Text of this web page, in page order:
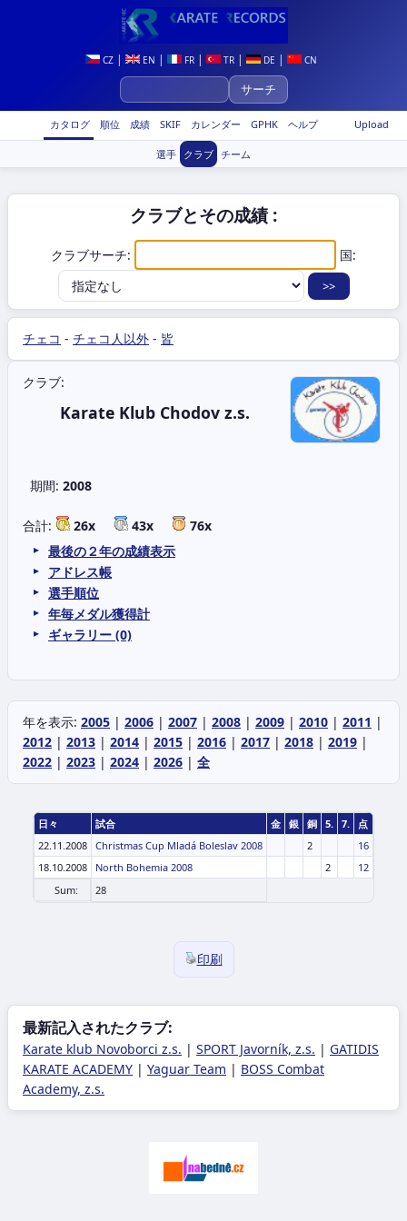
CZ| EN | FR| TR| DE | CN
Upload
カタログ 順位 成績 SKIF カレンダー GPHK ヘルプ
選手 クラブ チーム
クラブとその成績 :
クラブサーチ: 国:
チェコ - チェコ人以外 - 皆
クラブ:
Karate Klub Chodov z.s.
期間: 2008
合計: 26x 43x
76x
最後の２年の成績表示
アドレス帳
選手順位
年毎メダル獲得計
ギャラリー (0)
年を表示: 2005 | 2006 | 2007 | 2008 | 2009 | 2010 | 2011 |
2012 | 2013 | 2014 | 2015 | 2016 | 2017 | 2018 | 2019 |
2022 | 2023 | 2024 | 2026 | 全
日々 試合 金 銀 銅 5. 7.
点
22.11.2008 Christmas Cup Mladá Boleslav 2008 2
16
18.10.2008
North Bohemia 2008 2
12
Sum:
28
印刷
最新記入されたクラブ:
Karate klub Novoborci z.s. | SPORT Javorník, z.s. | GATIDIS
KARATE ACADEMY | Yaguar Team | BOSS Combat
Academy, z.s.